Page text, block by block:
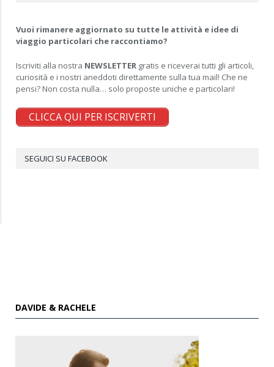
Vuoi rimanere aggiornato su tutte le attività e idee di
viaggio particolari che raccontiamo?
Iscriviti alla nostra NEWSLETTER gratis e riceverai tutti gli articoli,
curiosità e i nostri aneddoti direttamente sulla tua mail! Che ne
pensi? Non costa nulla… solo proposte uniche e particolari!
CLICCA QUI PER ISCRIVERTI
SEGUICI SU FACEBOOK
DAVIDE & RACHELE